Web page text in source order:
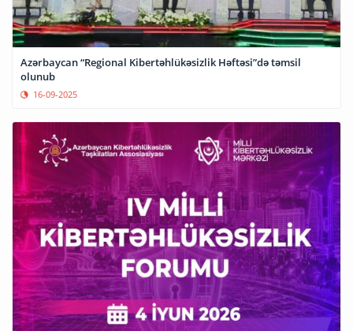
Azərbaycan “Regional Kibertəhlükəsizlik Həftəsi”də təmsil
olunub
16-09-2025